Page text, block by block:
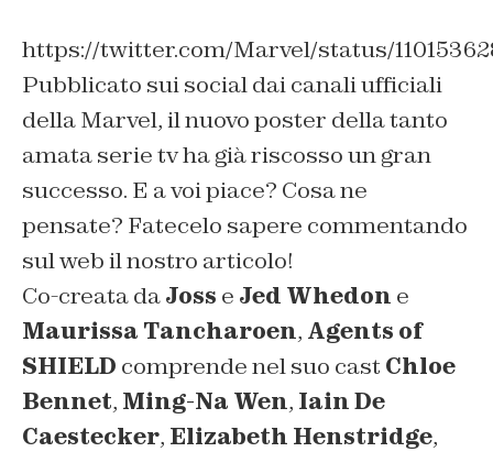
https://twitter.com/Marvel/status/
Pubblicato sui social dai canali ufficiali
della Marvel, il nuovo poster della tanto
amata serie tv ha già riscosso un gran
successo. E a voi piace? Cosa ne
pensate? Fatecelo sapere commentando
sul web il nostro articolo!
Co-creata daJoss e Jed Whedon e
Maurissa Tancharoen, Agents of
SHIELD comprende nel suo cast Chloe
Bennet, Ming-Na Wen, Iain De
Caestecker, Elizabeth Henstridge,